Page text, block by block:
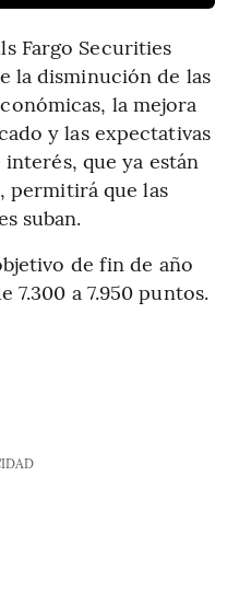
Fargo Securities
la disminución de las
la mejora
y las expectativas
interés, que ya están
permitirá que las
suban.
de fin de año
7.300 a 7.950 puntos.